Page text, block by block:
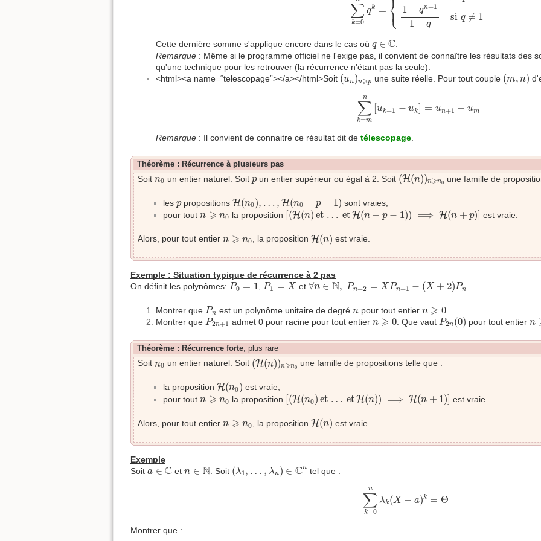
∑
k=0
qk = ⎨
⎪
⎩
1 − qn+1
1 − q
si q ≠ 1
Cette dernière somme s'applique encore dans le cas où q ∈ C
q ∈ C
Remarque : Même si le programme officiel ne l'exige pas, il convient de connaître les résultats des
qu'une technique pour les retrouver (la récurrence n'étant pas la seule).
<html><a name=“telescopage”></a></html>Soit (un)n⩾p
(u n)n⩾pune suite réelle. Pour tout couple (m, n)
(m )
n
∑
k=m
[uk+1 − uk = un+1 − um
∑k
Remarque : Il convient de connaitre ce résultat dit de télescopage.
Théorème : Récurrence à plusieurs pas
Soit n0
n0 un entier naturel. Soit p
pun entier supérieur ou égal à 2. Soit (H(n))n⩾n0
(H(n))n⩾n0une famille de
les p
ppropositions H(n0), … , H(n0 + p − 1)
H(n ) (n0 −
sont vraies,
pour tout n ⩾ n0
n ⩾n 0 la proposition [(H(n) et … etH(n + p − 1)) ⟹ H(n + p)]
[(H(n )et… etH(n+p−1))⟹H( ) est vraie.
Alors, pour tout entier n ⩾ n0
n ⩾n 0 , la propositionH(n)
H(n ) est vraie.
Exemple : Situation typique de récurrence à 2 pas
On définit les polynômes: P0 = 1
P0=1 P1 = X
P1=X et ∀n ∈ N, Pn+2 = XPn+1 − (X + 2)Pn
∀n∈N, n+ Pn+1 2)P n
Montrer que Pn
Pn est un polynôme unitaire de degré n
npour tout entier n ⩾ 0
n ⩾0
Montrer que P2n+1
P2 n+1admet 0 pour racine pour tout entier n ⩾ 0
n⩾0 . Que vaut P2n(0)
P2 n(0 pour tout entier n
n
Théorème : Récurrence forte, plus rare
Soit n0
n0 un entier naturel. Soit (H(n))n⩾n0
(H(n))n⩾n0une famille de propositions telle que :
la proposition H(n0)
H(n ) est vraie,
pour tout n ⩾ n0
n ⩾n 0 la proposition (H(n0) et … etH(n)) ⟹ H(n + 1)
[(H(n ) et H( n)) ⟹ n+ 1)] est vraie.
Alors, pour tout entier n ⩾ n0
n ⩾n 0 , la propositionH(n)
H(n ) est vraie.
Exemple
Soit a ∈ C
a∈C etn ∈ N
n ∈N . Soit (λ1, … , λn ) ∈ Cn
(λ n ∈ n tel que :
n
∑
k=0
λk(X − a)k = Θ
∑k
Montrer que :